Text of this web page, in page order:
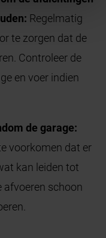
Regelmatig
te zorgen dat de
Controleer de
en voer indien
de garage:
voorkomen dat er
kan leiden tot
afvoeren schoon